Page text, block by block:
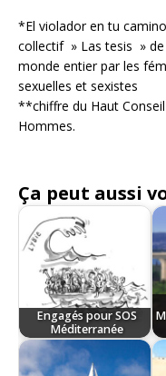
*El violador en tu
collectif » Las tesis » de
monde entier par les
sexuelles et sexistes
**chiffre du Haut
Hommes.
Ça peut aussi
Engagés pour SOS
Méditerranée